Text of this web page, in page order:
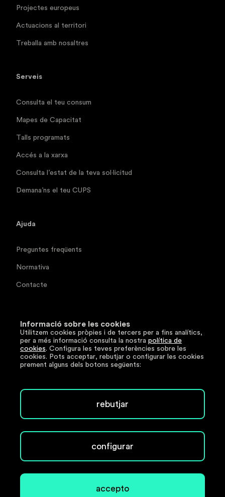
Projectes europeus
Actuacions al territori
Treballa amb nosaltres
Serveis
Consulta el teu consum
Mapes de Capacitat
Talls programats
Accés a la xarxa
Consulta l’estat de la teva sol·licitud
Demana’ns el teu CUPS
Ajuda
Preguntes freqüents
Normativa
Contacte
Segueix-nos
LinkedIn
Copyright © 2026 www.e-anell.cat. Tots els drets
Avís legal Política de privacitat
Política de seguretat
Informació sobre les cookies
Utilitzem cookies pròpies i de tercers per a fins analítics,
per a més informació consulta la nostra política de
cookies. Configura les teves preferències sobre les
cookies. Pots acceptar, rebutjar o configurar les cookies
prement alguns dels botons següents:
accepto
configurar
rebutjar